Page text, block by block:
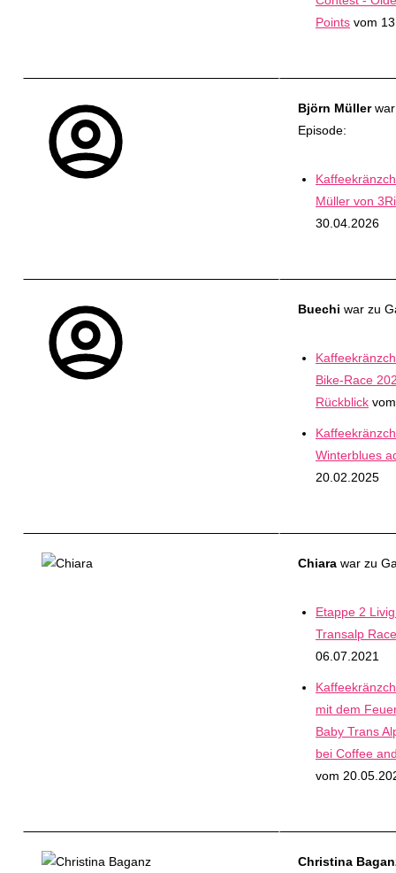
Points vom
Björn Müllerwar
Episode:
Müller von
30.04.2026
Buechi war zu
Bike-Race
Rückblick
Winterblues
20.02.2025
Chiara war zu
Etappe 2
Transalp
06.07.2021
mit dem
Baby Trans
bei Coffee
vom
Christina